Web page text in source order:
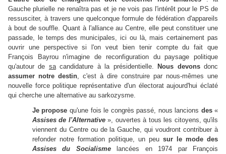
Gauche plurielle ne renaîtra pas et je ne vois pas l'intérêt pour le PS de
ressusciter, à travers une quelconque formule de fédération d'appareils
à bout de souffle. Quant à l'alliance au Centre, elle peut constituer une
passade, le temps des municipales, ici ou là, mais certainement pas
ouvrir une perspective si l'on veut bien tenir compte du fait que
François Bayrou n'imagine de reconfiguration du paysage politique
qu'autour de sacandidature à la présidentielle. Nous devonsdonc
assumer notre destin , c'est à dire construire par nous-mêmes une
nouvelle force politique représentative d'un électorat aujourd'hui éclaté
qui cherche une alternative au sarkozysme.
Je propose qu'une fois le congrès passé, nous lancions des«
Assises de l'Alternative», ouvertes à tous les citoyens, qu'ils
viennent du Centre ou de la Gauche, qui voudront contribuer à
refonder notre formation politique, un peu sur le mode des
Assises du Socialismelancées en 1974 par François